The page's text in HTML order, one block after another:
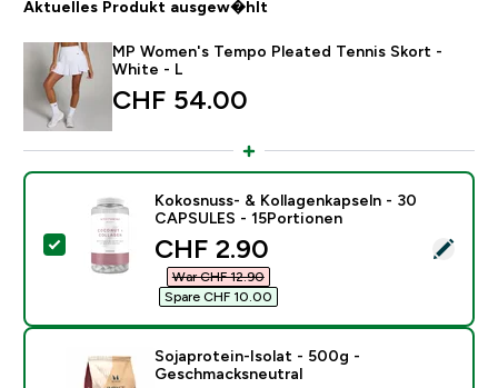
Aktuelles Produkt ausgew�hlt
MP Women's Tempo Pleated Tennis Skort -
White - L
CHF 54.00‎
Dieses Produkt ausw�hlen - Kokosnuss- &
Kokosnuss- & Kollagenkapseln - 30
CAPSULES - 15Portionen
discounted price
CHF 2.90‎
War CHF 12.90‎
Spare CHF 10.00‎
Sojaprotein-Isolat - 500g -
Geschmacksneutral